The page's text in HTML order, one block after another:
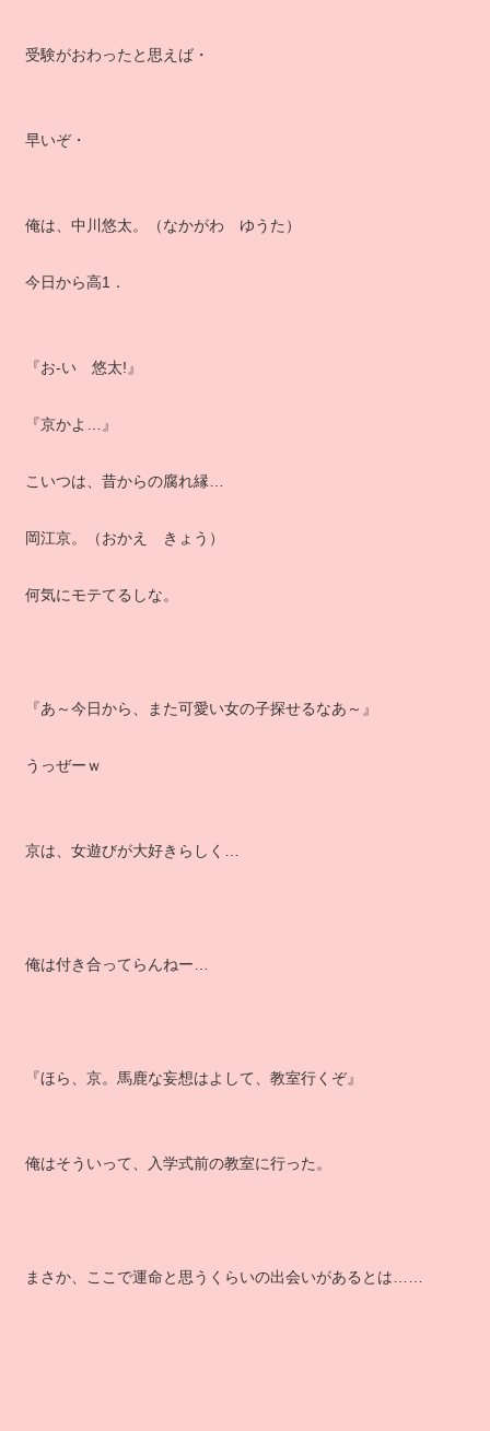
受験がおわったと思えば・
早いぞ・
俺は、中川悠太。（なかがわ ゆうた）
今日から高1．
『お‐い 悠太!』
『京かよ…』
こいつは、昔からの腐れ縁…
岡江京。（おかえ きょう）
何気にモテてるしな。
『あ～今日から、また可愛い女の子探せるなあ～』
うっぜーｗ
京は、女遊びが大好きらしく…
俺は付き合ってらんねー…
『ほら、京。馬鹿な妄想はよして、教室行くぞ』
俺はそういって、入学式前の教室に行った。
まさか、ここで運命と思うくらいの出会いがあるとは……